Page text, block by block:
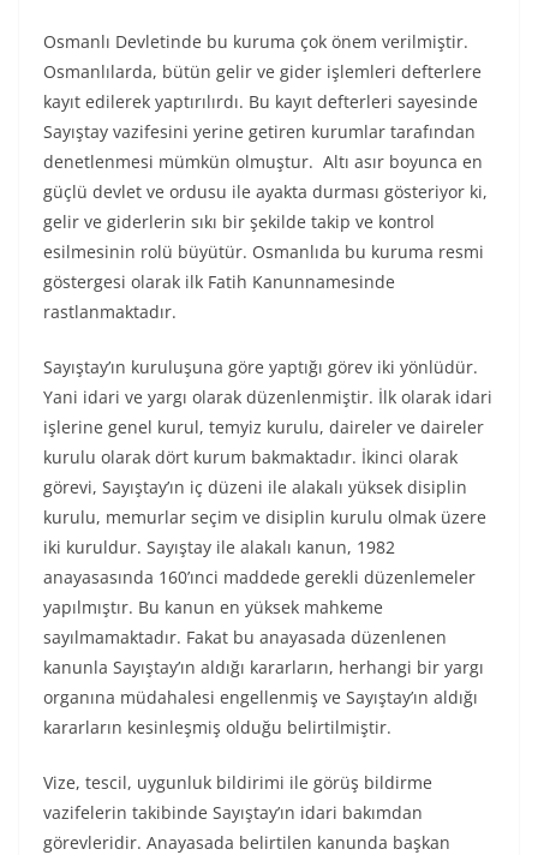
Osmanlı Devletinde bu kuruma çok önem verilmiştir.
Osmanlılarda, bütün gelir ve gider işlemleri defterlere
kayıt edilerek yaptırılırdı. Bu kayıt defterleri sayesinde
Sayıştay vazifesini yerine getiren kurumlar tarafından
denetlenmesi mümkün olmuştur. Altı asır boyunca en
güçlü devlet ve ordusu ile ayakta durması gösteriyor ki,
gelir ve giderlerin sıkı bir şekilde takip ve kontrol
esilmesinin rolü büyütür. Osmanlıda bu kuruma resmi
göstergesi olarak ilk Fatih Kanunnamesinde
rastlanmaktadır.
Sayıştay’ın kuruluşuna göre yaptığı görev iki yönlüdür.
Yani idari ve yargı olarak düzenlenmiştir. İlk olarak idari
işlerine genel kurul, temyiz kurulu, daireler ve daireler
kurulu olarak dört kurum bakmaktadır. İkinci olarak
görevi, Sayıştay’ın iç düzeni ile alakalı yüksek disiplin
kurulu, memurlar seçim ve disiplin kurulu olmak üzere
iki kuruldur. Sayıştay ile alakalı kanun, 1982
anayasasında 160’ınci maddede gerekli düzenlemeler
yapılmıştır. Bu kanun en yüksek mahkeme
sayılmamaktadır. Fakat bu anayasada düzenlenen
kanunla Sayıştay’ın aldığı kararların, herhangi bir yargı
organına müdahalesi engellenmiş ve Sayıştay’ın aldığı
kararların kesinleşmiş olduğu belirtilmiştir.
Vize, tescil, uygunluk bildirimi ile görüş bildirme
vazifelerin takibinde Sayıştay’ın idari bakımdan
görevleridir. Anayasada belirtilen kanunda başkan